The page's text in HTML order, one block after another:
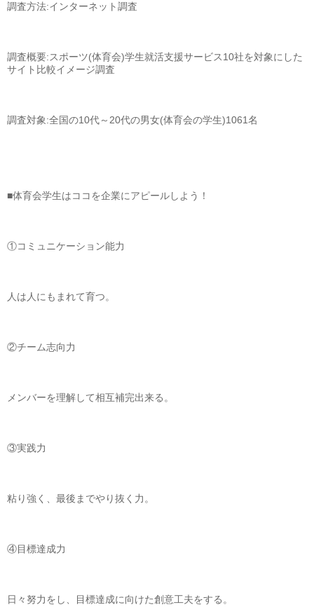
調査方法:インターネット調査
調査概要:スポーツ(体育会)学生就活支援サービス10社を対象にした
サイト比較イメージ調査
調査対象:全国の10代～20代の男女(体育会の学生)1061名
■体育会学生はココを企業にアピールしよう！
①コミュニケーション能力
人は人にもまれて育つ。
②チーム志向力
メンバーを理解して相互補完出来る。
③実践力
粘り強く、最後までやり抜く力。
④目標達成力
日々努力をし、目標達成に向けた創意工夫をする。